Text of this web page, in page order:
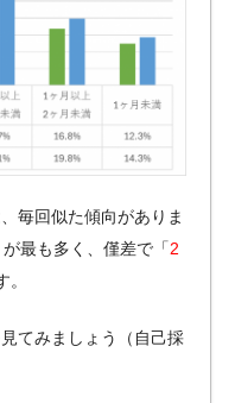
毎回似た傾向がありま
が最も多く、僅差で「2
。
てみましょう（自己採